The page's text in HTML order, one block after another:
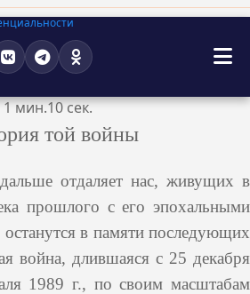
мин.10 сек.
той войны
отдаляет нас, живущих в
прошлого с его эпохальными
в памяти последующих
война, длившаяся с 25 декабря
1989 г., по своим масштабам